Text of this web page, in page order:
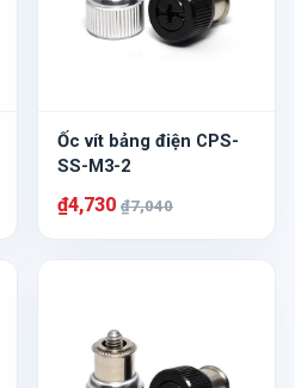
Ốc vít bảng điện CPS-
SS-M3-2
₫4,730 ₫7,040